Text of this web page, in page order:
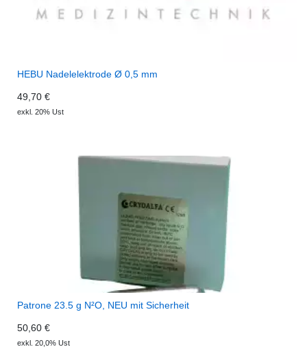
HEBU Nadelelektrode Ø 0,5 mm
49,70 €
exkl. 20% Ust
Patrone 23.5 g N²O, NEU mit Sicherheit
50,60 €
exkl. 20,0% Ust